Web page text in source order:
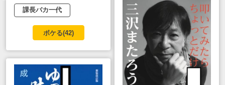
課長バカ一代
ボケる(42)